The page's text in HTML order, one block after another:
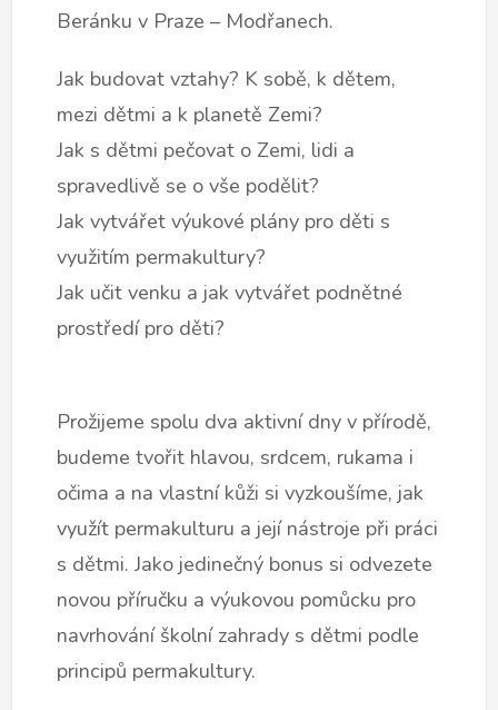
Beránku v Praze – Modřanech.
Jak budovat vztahy? K sobě, k dětem,
mezi dětmi a k planetě Zemi?
Jak s dětmi pečovat o Zemi, lidi a
spravedlivě se o vše podělit?
Jak vytvářet výukové plány pro děti s
využitím permakultury?
Jak učit venku a jak vytvářet podnětné
prostředí pro děti?
Prožijeme spolu dva aktivní dny v přírodě,
budeme tvořit hlavou, srdcem, rukama i
očima a na vlastní kůži si vyzkoušíme, jak
využít permakulturu a její nástroje při práci
s dětmi. Jako jedinečný bonus si odvezete
novou příručku a výukovou pomůcku pro
navrhování školní zahrady s dětmi podle
principů permakultury.